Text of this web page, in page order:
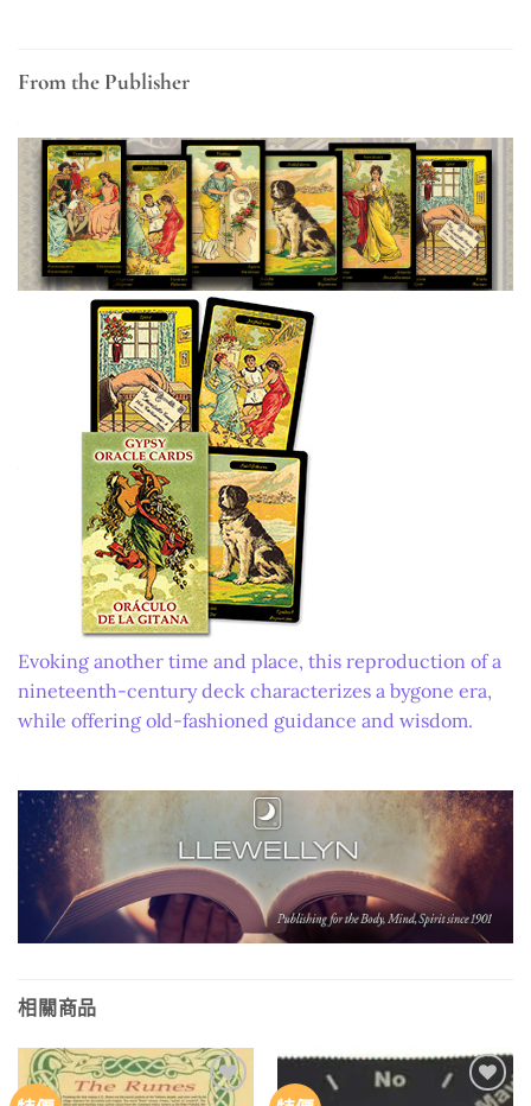
As the world’s oldest and largest independent
publisher of books for body, mind, and spirit,
Llewellyn is dedicated to bringing our readers the
very best in metaphysical books and resources. Since
1901, we’ve been a source of illumination, instruction,
wellness, magic and the occult, and the paranormal.
Shop All Witchcraft & Paganism
From the Publisher
Evoking another time and place, this reproduction of a
nineteenth-century deck characterizes a bygone era,
while offering old-fashioned guidance and wisdom.
相關商品